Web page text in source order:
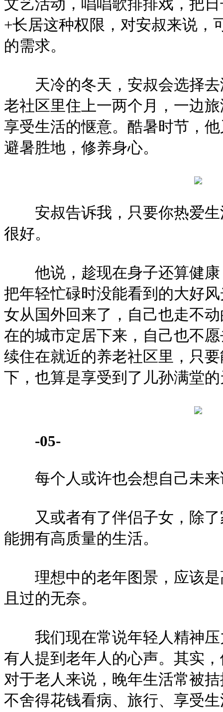
文艺活动，唱唱歌排排戏，把
+长居这种权限，对安叔来说，
的需求。
天冷的冬天，安叔会选择去
老社区里住上一两个月，一边
享受生活的惬意。酷暑时节，
避暑胜地，修养身心。
安叔告诉我，只要你热爱生
很好。
他说，趁现在身子还算健康
把年轻忙碌时没能看到的大好
女从国外回来了，自己也走不
在的城市定居下来，自己也不
续住在就近的养老社区里，只
下，也算是享受到了儿孙满堂
-05-
每个人或许也会想自己未来
又或者有了伴侣子女，除了
能拥有高质量的生活。
理想中的老年图景，应该是
且过的无奈。
我们现在常说年轻人精神压
有人提到老年人的心声。其实
对于老人来说，晚年生活常被
不舍得花钱看病、旅行、享受